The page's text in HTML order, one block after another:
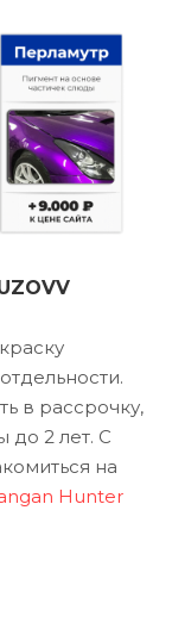
в рассрочку,
до 2 лет. С
на
Hunter